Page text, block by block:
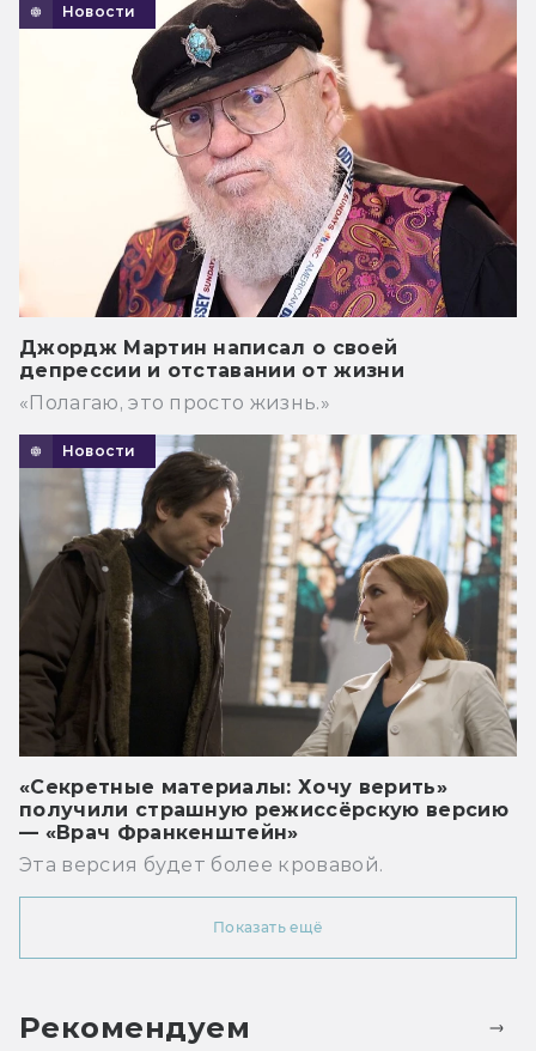
Новости
Джордж Мартин написал о своей
депрессии и отставании от жизни
«Полагаю, это просто жизнь.»
Новости
«Секретные материалы: Хочу верить»
получили страшную режиссёрскую версию
— «Врач Франкенштейн»
Эта версия будет более кровавой.
Показать ещё
Рекомендуем